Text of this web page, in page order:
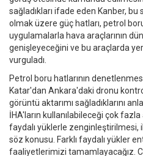
sağladıkları ifade eden Kanber,
olmak üzere güç hatları, petrol
uygulamalarla hava araçlarının
genişleyeceğini ve bu araçlarda
vurguladı.
Petrol boru hatlarının
Katar'dan Ankara'daki dronu
görüntü aktarımı sağladıklarını
İHA'ların kullanılabileceği çok
faydalı yüklerle
söz konusu. Farklı faydalı yükler
faaliyetlerimizi tamamlayacağız.